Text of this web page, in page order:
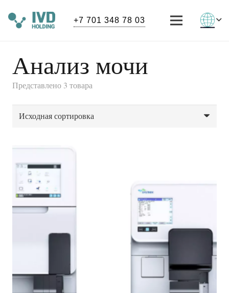
+7 701 348 78 03
Анализ мочи
Представлено 3 товара